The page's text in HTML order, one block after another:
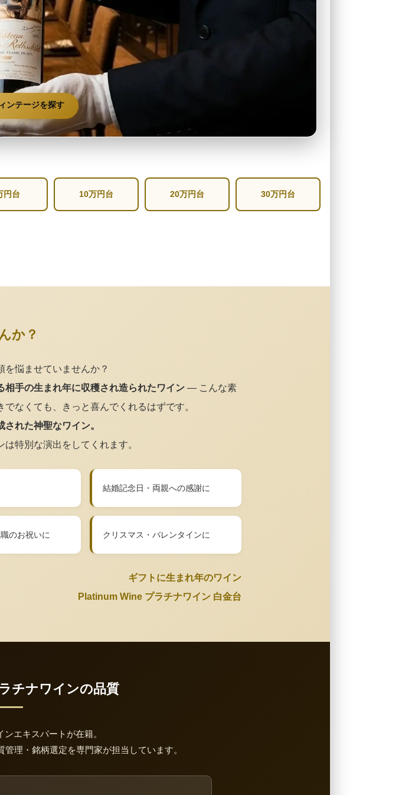
ンテージを探す
円台 10万円台 20万円台 30万円台
か？
悩ませていませんか？
相手の生まれ年に収穫され造られたワイン — こんな素
なくても、きっと喜んでくれるはずです。
れた神聖なワイン。
特別な演出をしてくれます。
結婚記念日・両親への感謝に
のお祝いに クリスマス・バレンタインに
ギフトに生まれ年のワイン
Platinum Wine プラチナワイン 白金台
チナワインの品質
エキスパートが在籍。
理・銘柄選定を専門家が担当しています。